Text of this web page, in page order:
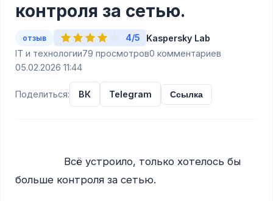
контроля за сетью.
отзыв 4/5
Kaspersky Lab
IT и технологии79 просмотров0 комментариев
05.02.2026 11:44
Поделиться: ВК Telegram Ссылка
больше контроля за сетью.